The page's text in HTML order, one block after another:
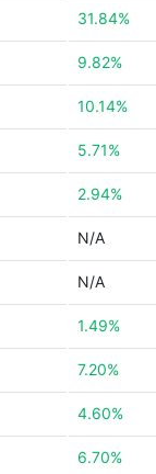
31.84%
9.82%
10.14%
5.71%
2.94%
N/A
N/A
1.49%
7.20%
4.60%
6.70%